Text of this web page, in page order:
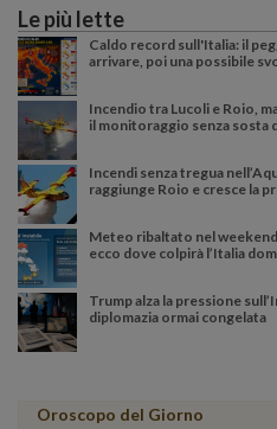
Le più lette
Caldo record sull'Italia: il
arrivare, poi una possibile
Incendio tra Lucoli e Roio,
il monitoraggio senza sosta
Incendi senza tregua
raggiunge Roio e cresce la
Meteo ribaltato nel
ecco dove colpirà l’Italia
Trump alza la pressione
diplomazia ormai congelata
Oroscopo del Giorno